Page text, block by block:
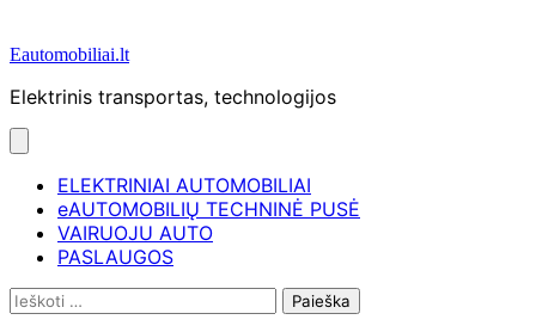
Eautomobiliai.lt
Elektrinis transportas, technologijos
ELEKTRINIAI AUTOMOBILIAI
eAUTOMOBILIŲ TECHNINĖ PUSĖ
VAIRUOJU AUTO
PASLAUGOS
Ieškoti: